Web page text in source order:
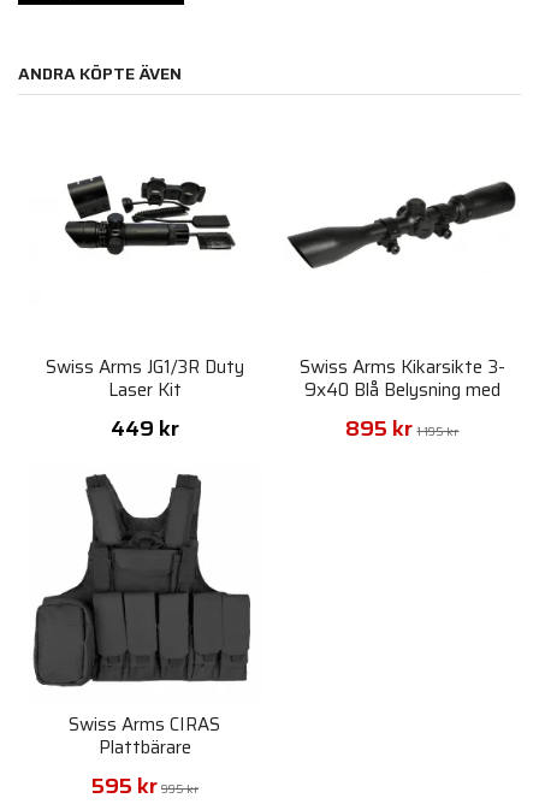
ANDRA KÖPTE ÄVEN
Swiss Arms JG1/3R Duty
Laser Kit
449 kr
Swiss Arms Kikarsikte 3-
9x40 Blå Belysning med
Ringar
895 kr 1 195 kr
Swiss Arms CIRAS
Plattbärare
595 kr 995 kr